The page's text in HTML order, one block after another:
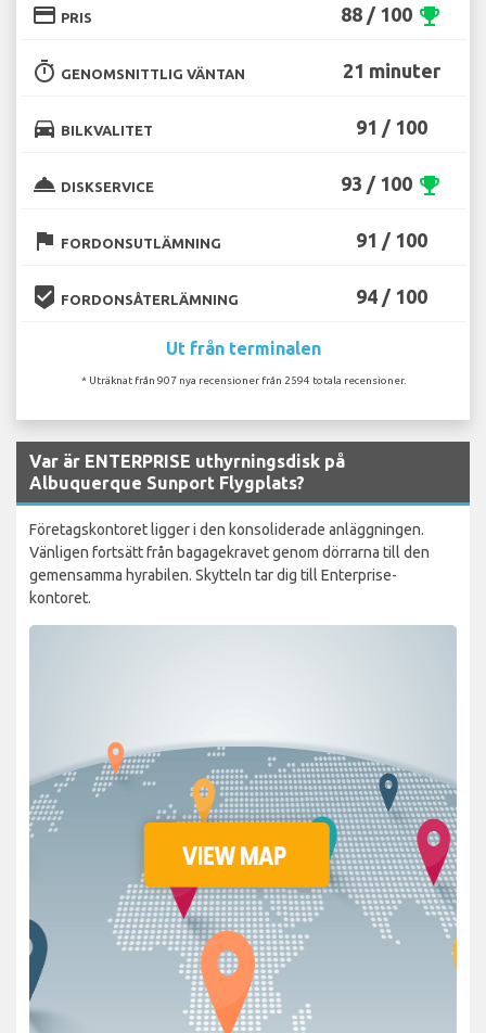
credit_card PRIS 88 / 100 emoji_events
timer GENOMSNITTLIG VÄNTAN 21 minuter
directions_car BILKVALITET 91 / 100
room_service DISKSERVICE 93 / 100 emoji_events
flag FORDONSUTLÄMNING 91 / 100
beenhere FORDONSÅTERLÄMNING 94 / 100
Ut från terminalen
* Uträknat från 907 nya recensioner från 2594 totala recensioner.
Var är ENTERPRISE uthyrningsdisk på
Albuquerque Sunport Flygplats?
Företagskontoret ligger i den konsoliderade anläggningen.
Vänligen fortsätt från bagagekravet genom dörrarna till den
gemensamma hyrabilen. Skytteln tar dig till Enterprise-
kontoret.